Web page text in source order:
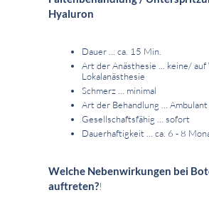
Hyaluron
Dauer ... ca. 15 Min.
Art der Anästhesie ... keine/ auf
Lokalanästhesie
Schmerz ... minimal
Art der Behandlung ... Ambulant
Gesellschaftsfähig ... sofort
Dauerhaftigkeit ... ca. 6 - 8
Welche Nebenwirkungen bei
auftreten?!